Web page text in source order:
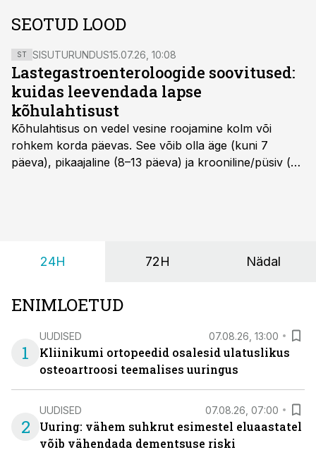
SEOTUD LOOD
ST SISUTURUNDUS15.07.26, 10:08
Lastegastroenteroloogide soovitused:
kuidas leevendada lapse
kõhulahtisust
Kõhulahtisus on vedel vesine roojamine kolm või
rohkem korda päevas. See võib olla äge (kuni 7
päeva), pikaajaline (8–13 päeva) ja krooniline/püsiv (>
24H 72H Nädal
ENIMLOETUD
1
UUDISED 07.08.26, 13:00
Kliinikumi ortopeedid osalesid ulatuslikus
osteoartroosi teemalises uuringus
2
UUDISED 07.08.26, 07:00
Uuring: vähem suhkrut esimestel eluaastatel
võib vähendada dementsuse riski